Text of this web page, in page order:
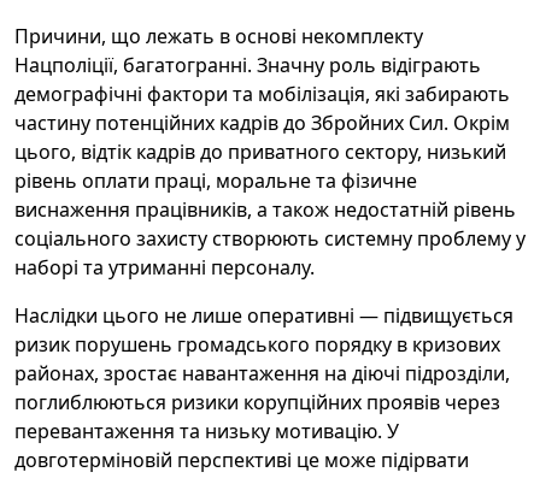
Причини, що лежать в основі некомплекту
Нацполіції, багатогранні. Значну роль відіграють
демографічні фактори та мобілізація, які забирають
частину потенційних кадрів до Збройних Сил. Окрім
цього, відтік кадрів до приватного сектору, низький
рівень оплати праці, моральне та фізичне
виснаження працівників, а також недостатній рівень
соціального захисту створюють системну проблему у
наборі та утриманні персоналу.
Наслідки цього не лише оперативні — підвищується
ризик порушень громадського порядку в кризових
районах, зростає навантаження на діючі підрозділи,
поглиблюються ризики корупційних проявів через
перевантаження та низьку мотивацію. У
довготерміновій перспективі це може підірвати